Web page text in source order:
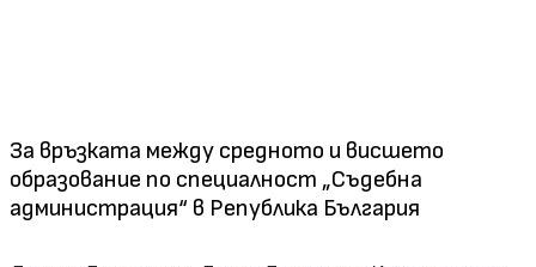
За връзката между средното и висшето
образование по специалност „Съдебна
администрация“ в Република България